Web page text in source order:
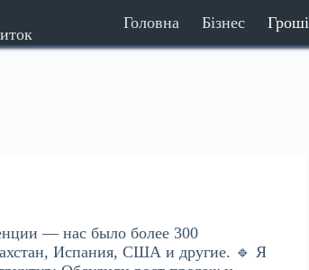
Головна Бізнес Гроші
— нас было более 300
Испания, США и другие. 🔹 Я